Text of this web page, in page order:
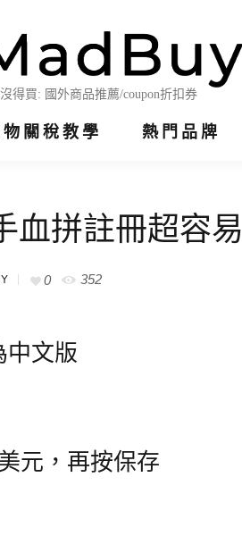
關稅教學 熱門品牌
血拼註冊超容易
0 352
中文版
元，再按保存